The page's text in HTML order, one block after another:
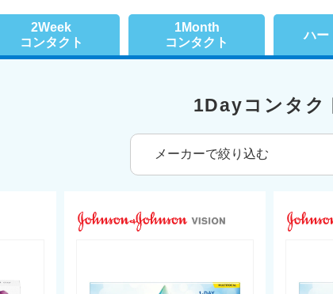
2Week
コンタクト
1Month
コンタクト
ハー
1Dayコンタク